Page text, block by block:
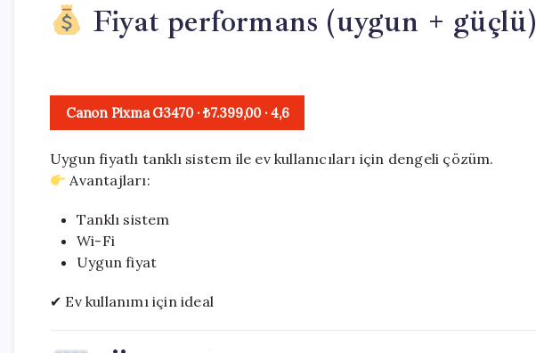
Fiyat performans (uygun + güçlü)
Canon Pixma G3470· ₺7.399,00·4,6
Uygun fiyatlı tanklı sistem ile ev kullanıcıları için dengeli çözüm.
Avantajları:
Tanklı sistem
Wi-Fi
Uygun fiyat
✔ Ev kullanımı için ideal